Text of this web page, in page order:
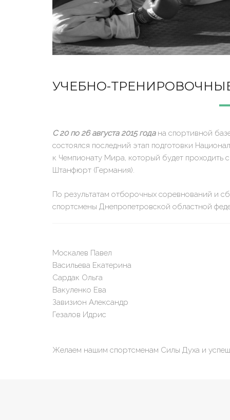
УЧЕБНО-
С 20 по 26 августа 2015 года на спортивной
состоялся последний этап подготовки
к Чемпионату Мира, который будет проходить
Штанфюрт (Германия).
По результатам отборочных соревнований и
спортсмены Днепропетровской областной
Москалев Павел
Васильева Екатерина
Сардак Ольга
Вакуленко Ева
Завизион Александр
Гезалов Идрис
Желаем нашим спортсменам Силы Духа и